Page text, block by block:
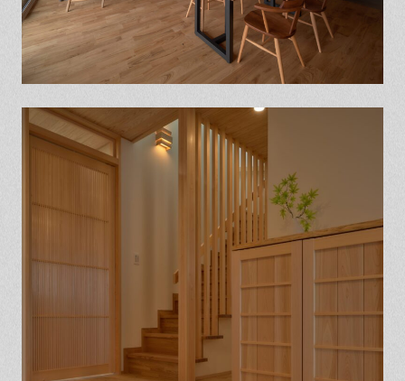
st
ag
ra
m
Fa
ce
bo
ok
LI
N
E
Event Contact